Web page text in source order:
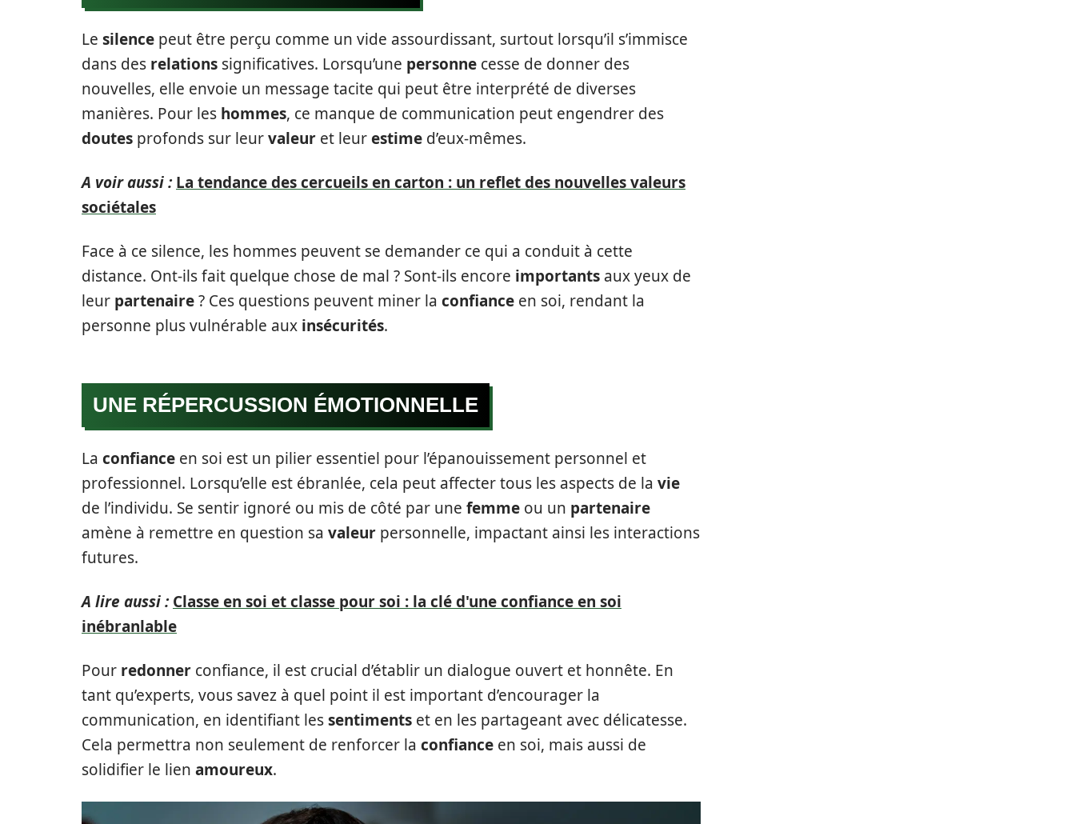
Le silence peut être perçu comme un vide assourdissant, surtout lorsqu’il s’immisce
dans des relations significatives. Lorsqu’une personne cesse de donner des
nouvelles, elle envoie un message tacite qui peut être interprété de diverses
manières. Pour les hommes, ce manque de communication peut engendrer des
doutes profonds sur leurvaleur et leurestime d’eux-mêmes.
A voir aussi : La tendance des cercueils en carton : un reflet des nouvelles valeurs
sociétales
Face à ce silence, les hommes peuvent se demander ce qui a conduit à cette
distance. Ont-ils fait quelque chose de mal ? Sont-ils encore importants aux yeux de
leur partenaire? Ces questions peuvent miner la confiance en soi, rendant la
personne plus vulnérable aux insécurités.
UNE RÉPERCUSSION ÉMOTIONNELLE
La confiance en soi est un pilier essentiel pour l’épanouissement personnel et
professionnel. Lorsqu’elle est ébranlée, cela peut affecter tous les aspects de la vie
de l’individu. Se sentir ignoré ou mis de côté par une femme ou un partenaire
amène à remettre en question sa valeur personnelle, impactant ainsi les interactions
futures.
A lire aussi : Classe en soi et classe pour soi : la clé d'une confiance en soi
inébranlable
Pour redonner confiance, il est crucial d’établir un dialogue ouvert et honnête. En
tant qu’experts, vous savez à quel point il est important d’encourager la
communication, en identifiant lessentiments et en les partageant avec délicatesse.
Cela permettra non seulement de renforcer la confiance en soi, mais aussi de
solidifier le lien amoureux.